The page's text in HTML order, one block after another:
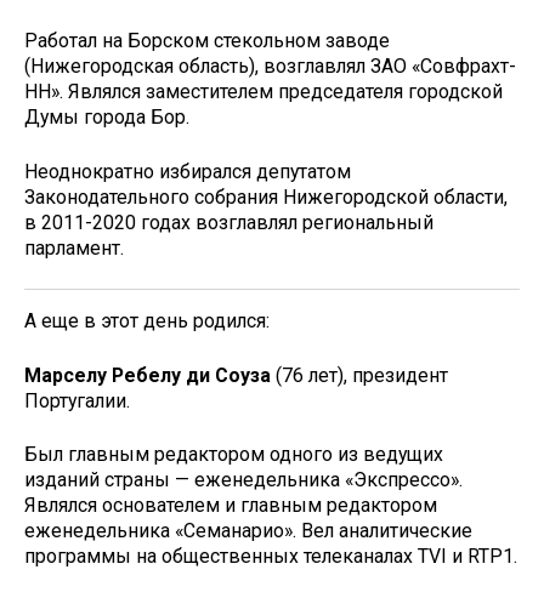
Работал на Борском стекольном заводе
(Нижегородская область), возглавлял ЗАО «Совфрахт-
НН». Являлся заместителем председателя городской
Думы города Бор.
Неоднократно избирался депутатом
Законодательного собрания Нижегородской области,
в 2011-2020 годах возглавлял региональный
парламент.
А еще в этот день родился:
Марселу Ребелу ди Соуза (76 лет), президент
Португалии.
Был главным редактором одного из ведущих
изданий страны — еженедельника «Экспрессо».
Являлся основателем и главным редактором
еженедельника «Семанарио». Вел аналитические
программы на общественных телеканалах TVI и RTP1.